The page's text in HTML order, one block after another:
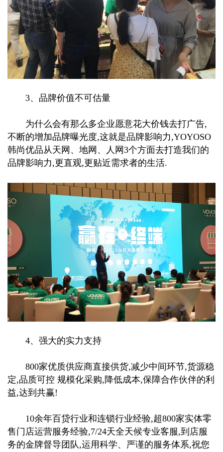
3、品牌价值不可估量
为什么会有那么多企业愿意花大价钱去打广告,
不断的增加品牌曝光度,这就是品牌影响力,YOYOSO
韩尚优品从天网、地网、人网3个方面去打造我们的
品牌影响力,更直观,更贴近需求者的生活.
4、强大的实力支持
800家优质供应商直接供货,减少中间环节,货源稳
定,品质可控 规模化采购,降低成本,保障合作伙伴的利
益,达到共赢!
10余年百贷行业和连锁行业经验,超800家实体零
售门店运营服务经验,7/24天全天候专业客服,到店服
务的金牌督导团队,运用科学、严谨的服务体系,祝您